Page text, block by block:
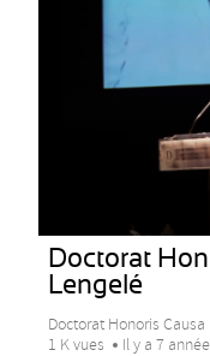
Doctorat
Lengelé
Doctorat Honoris
1 K vues
Il y a 7